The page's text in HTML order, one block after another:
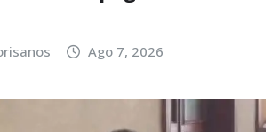
Ago 7, 2026